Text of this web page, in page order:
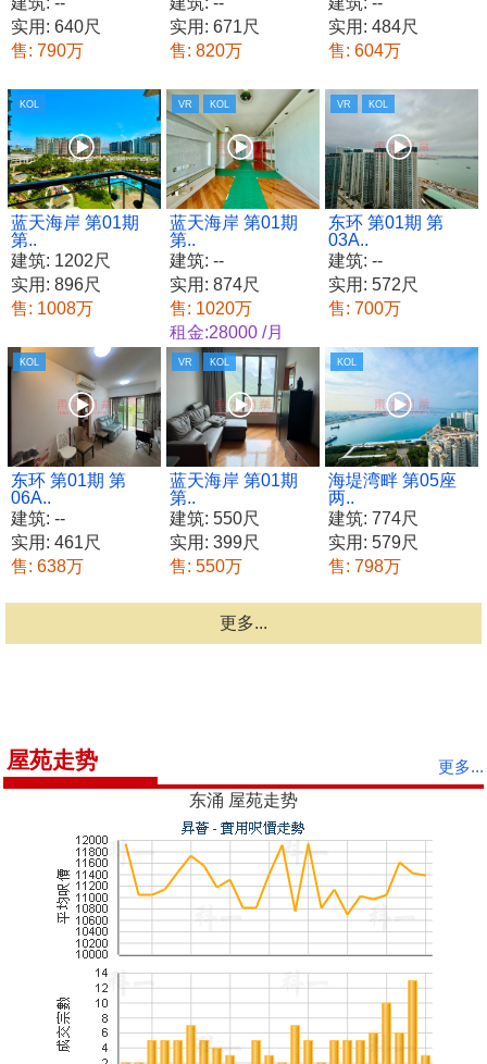
实用: 640尺
售: 790万
实用: 671尺
售: 820万
实用: 484尺
售: 604万
KOL
蓝天海岸 第01期
第..
建筑: 1202尺
实用: 896尺
售: 1008万
VR KOL
蓝天海岸 第01期
第..
建筑: --
实用: 874尺
售: 1020万
租金:28000 /月
VR KOL
东环 第01期 第
03A..
建筑: --
实用: 572尺
售: 700万
KOL
东环 第01期 第
06A..
建筑: --
实用: 461尺
售: 638万
VR KOL
蓝天海岸 第01期
第..
建筑: 550尺
实用: 399尺
售: 550万
KOL
海堤湾畔 第05座
两..
建筑: 774尺
实用: 579尺
售: 798万
更多...
屋苑走势
更多...
东涌 屋苑走势